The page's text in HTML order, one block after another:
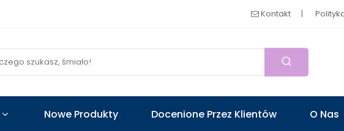
Kontakt
Nowe Produkty Docenione Przez Klientów O Nas